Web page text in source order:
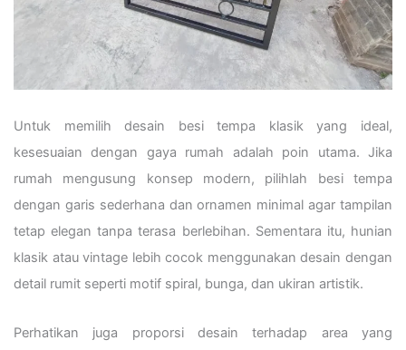
Untuk memilih desain besi tempa klasik yang ideal,
kesesuaian dengan gaya rumah adalah poin utama. Jika
rumah mengusung konsep modern, pilihlah besi tempa
dengan garis sederhana dan ornamen minimal agar tampilan
tetap elegan tanpa terasa berlebihan. Sementara itu, hunian
klasik atau vintage lebih cocok menggunakan desain dengan
detail rumit seperti motif spiral, bunga, dan ukiran artistik.
Perhatikan juga proporsi desain terhadap area yang